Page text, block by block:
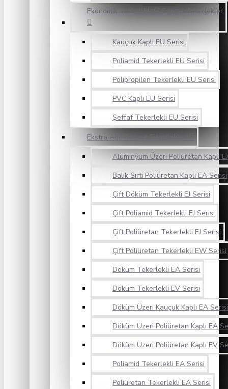
Ekonomik Tablalı Hafif Sanayi Tekerlekler
Kauçuk Kaplı EU Serisi
Poliamid Tekerlekli EU Serisi
Polipropilen Tekerlekli EU Serisi
PVC Kaplı EU Serisi
Şeffaf Tekerlekli EU Serisi
Ekstra Ağır Sanayi Tekerlekleri
Alüminyum Üzeri Poliüretan Kaplı
Balık Sırtı Poliüretan Kaplı EA Serisi
Çift Döküm Tekerlekli EJ Serisi
Çift Poliamid Tekerlekli EJ Serisi
Çift Poliüretan Tekerlekli EJ Serisi
Çift Poliüretan Tekerlekli EW Serisi
Döküm Tekerlekli EA Serisi
Döküm Tekerlekli EV Serisi
Döküm Üzeri Kauçuk Kaplı EA Serisi
Döküm Üzeri Poliüretan Kaplı EA
Döküm Üzeri Poliüretan Kaplı EV
Poliamid Tekerlekli EA Serisi
Poliüretan Tekerlekli EA Serisi